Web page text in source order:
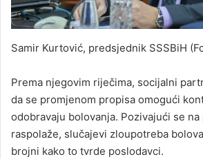
Samir Kurtović, predsjednik SSSBiH
Prema njegovim riječima, socijalni
da se promjenom propisa omogući
odobravaju bolovanja. Pozivajući se
raspolaže, slučajevi zloupotreba
brojni kako to tvrde poslodavci.